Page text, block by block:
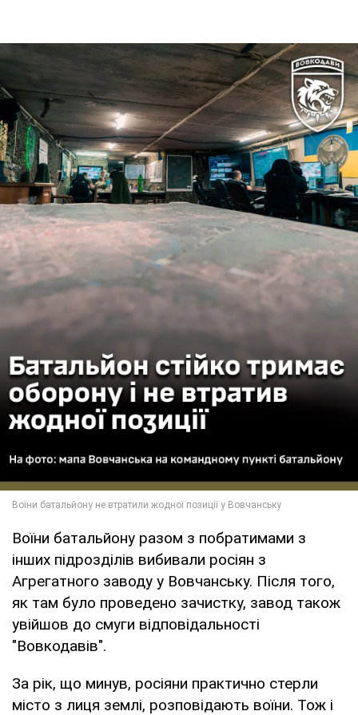
Воїни батальйону разом з побратимами з
інших підрозділів вибивали росіян з
Агрегатного заводу у Вовчанську. Після того,
як там було проведено зачистку, завод також
увійшов до смуги відповідальності
"Вовкодавів".
За рік, що минув, росіяни практично стерли
місто з лиця землі, розповідають воїни. Тож і